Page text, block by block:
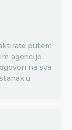
putem
agencije
na sva
u